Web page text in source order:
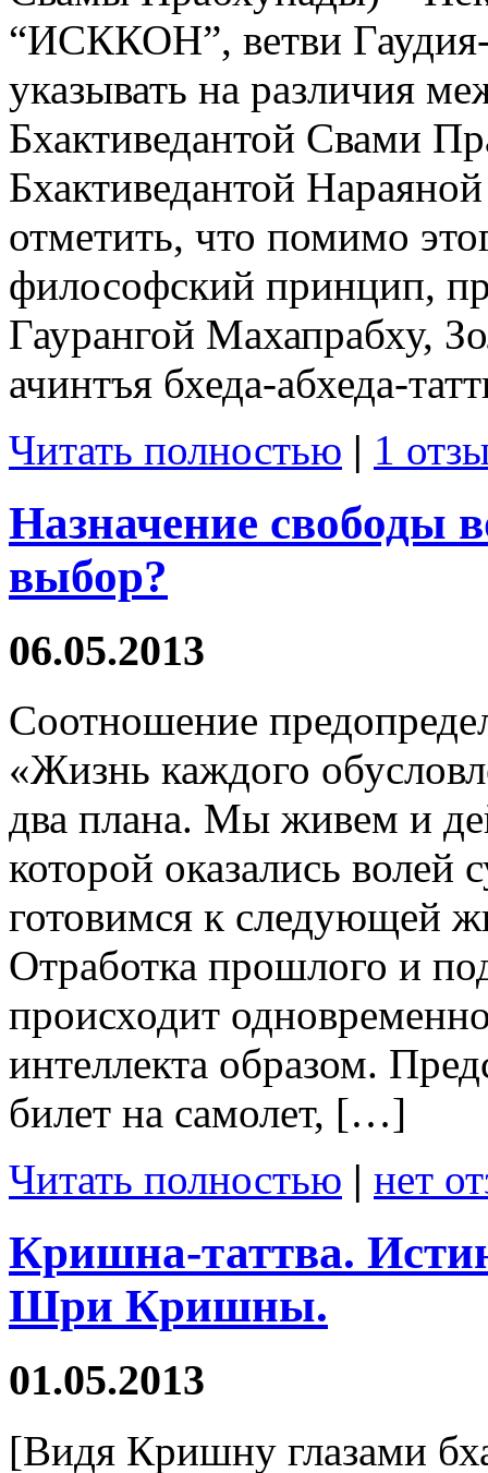
“ИСККОН”, ветви
указывать на различия
Бхактиведантой Свами
Бхактиведантой
отметить, что помимо
философский принцип,
Гаурангой Махапрабху,
ачинтъя бхеда-абхеда-
Читать полностью | 1
Назначение свободы
выбор?
06.05.2013
Соотношение
«Жизнь каждого
два плана. Мы живем и
котоpой оказались
готовимся к следующей
Отработка прошлого и
происходит
интеллекта образом.
билет на самолет, […]
Читать полностью | нет
Кришна-таттва.
Шри Кришны.
01.05.2013
[Видя Кришну глазами